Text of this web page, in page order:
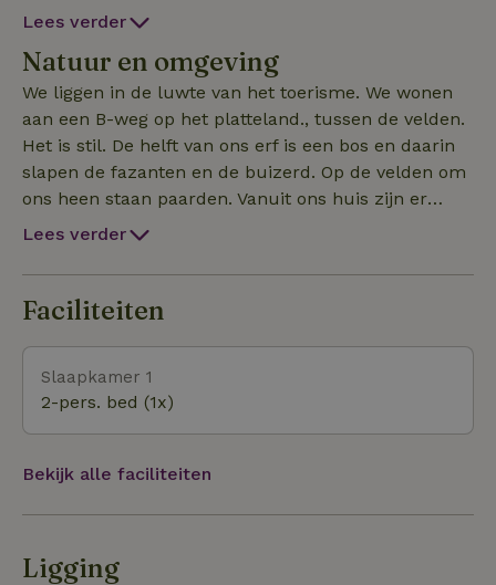
p. boxspring van 160x200 (nog niet op foto) heeft
verduisteringsmogelijkheden, ventilator en
nespresso-apparaat en waterkoker. De stahoogte is
ong. 180cm. Water pak je aan het tappunt aan de
zijkant van de truck. Je hebt een eigen
sanitairruimte met een douche (warm water), wc,
koelkast en een 2-pits inductieplaatje. Dit huisje
staat 50m verderop. Kookgerei en servies is
is bedoeld voor rustzoekers en mensen die luxe
willen kamperen. Er zijn veel vogels, geen televisie.
minimaal 3 nachten te huur. Op ons erf staan ook 4
huizen voor de verhuur met veel privé.
Lees verder
Natuur en omgeving
We liggen in de luwte van het toerisme. We wonen
aan een B-weg op het platteland., tussen de velden.
Het is stil. De helft van ons erf is een bos en daarin
slapen de fazanten en de buizerd. Op de velden om
ons heen staan paarden. Vanuit ons huis zijn er
wandelpaden en knooppunten voor fietsers. Je kan
afstand. We kunnen jullie vertellen waar je oesters
kunt rapen , waar de zeewierexcursie is en waar de
Lees verder
Faciliteiten
Slaapkamer 1
2-pers. bed (1x)
Bekijk alle faciliteiten
Ligging